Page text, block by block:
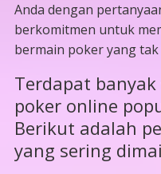
Anda dengan
berkomitmen untuk
bermain poker yang
Terdapat
poker online
Berikut adalah
yang sering